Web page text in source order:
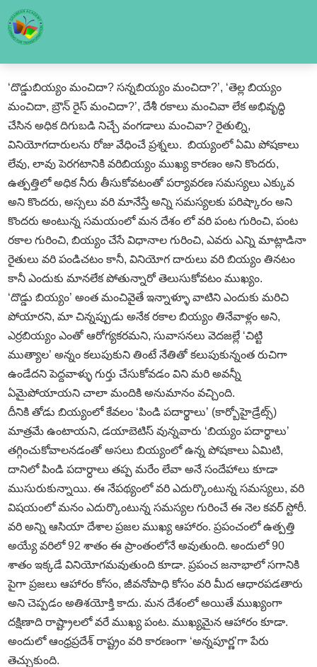
‘దొడ్డుబియ్యం మంచిదా? సన్నబియ్యం మంచిదా?’, ‘తెల్ల బియ్యం
మంచిదా, బ్రౌన్‌ రైస్‌ మంచిదా?’, దేశీ రకాలు మంచివా లేక అభివృద్ధి
చేసిన అధిక దిగుబడి నిచ్చే వంగడాలు మంచివా? రైతుల్ని,
వినియోగదారులను రోజు వేధించే ప్రశ్నలు. బియ్యంలో ఏమి పోషకాలు
లేవు, లావు పెరగటానికి వరిబియ్యం ముఖ్య కారణం అని కొందరు,
ఉత్పత్తిలో అధిక నీరు తీసుకోవటంతో పర్యావరణ సమస్యలు ఎక్కువ
అని కొందరు, అస్సలు వరి మానేస్తే అన్ని సమస్యలకు పరిష్కారం అని
కొందరు అంటున్న సమయంలో మన దేశం లో వరి పంట గురించి, పంట
రకాల గురించి, బియ్యం చేసే విధానాల గురించి, ఎవరు ఎన్ని మాట్లాడినా
రైతులు వరి పండిచటం కానీ, వినియోగ దారులు వరి బియ్యం తినటం
కానీ ఎందుకు మానలేక పోతున్నారో తెలుసుకోవటం ముఖ్యం.
‘దొడ్డు బియ్యం’ అంత మంచివైతే ఇన్నాళ్ళూ వాటిని ఎందుకు మరిచి
పోయారని, మా చిన్నప్పుడు అనేక రకాల బియ్యం తినేవాళ్లం అని,
ఎర్రబియ్యం ఎంతో ఆరోగ్యకరమని, సువాసనలు వెదజల్లే ‘చిట్టి
ముత్యాల’ అన్నం కలుపుకుని తింటే నేతితో కలుపుకున్నంత రుచిగా
ఉండేదని పెద్దవాళ్ళు గుర్తు చేసుకోవడం విని మరి అవన్నీ
ఏమైపోయాయని చాలా మందికి అనుమానం వచ్చింది.
దీనికి తోడు బియ్యంలో కేవలం ‘పిండి పదార్థాలు’ (కార్బోహైడ్రేట్స్‌)
మాత్రమే ఉంటాయని, డయాబెటిస్‌ వున్నవారు ‘బియ్యం పదార్థాలు’
తగ్గించుకోవాలనడంతో అసలు బియ్యంలో ఉన్న పోషకాలు ఏమిటి,
దానిలో పిండి పదార్ధాలు తప్ప మరేం లేవా అనే సందేహాలు కూడా
ముసురుకున్నాయి. ఈ నేపథ్యంలో వరి ఎదుర్కొంటున్న సమస్యలు, వరి
విషయంలో మనం ఎదుర్కొంటున్న సమస్యల గురించే ఈ నెల కవర్‌ స్టోరీ.
వరి అన్ని ఆసియా దేశాల ప్రజల ముఖ్య ఆహారం. ప్రపంచంలో ఉత్పత్తి
అయ్యే వరిలో 92 శాతం ఈ ప్రాంతంలోనే అవుతుంది. అందులో 90
శాతం ఇక్కడే వినియోగమవుతుంది కూడా. ప్రపంచ జనాభాలో సగానికి
పైగా ప్రజలు ఆహారం కోసం, జీవనోపాధి కోసం వరి మీద ఆధారపడతారు
అని చెప్పడం అతిశయోక్తి కాదు. మన దేశంలో అయితే ముఖ్యంగా
దక్షిణాది రాష్ట్రాలలో వరే ముఖ్య పంట. ముఖ్యమైన ఆహారం కూడా.
అందులో ఆంధ్రప్రదేశ్‌ రాష్ట్రం వరి కారణంగా ‘అన్నపూర్ణ’గా పేరు
తెచ్చుకుంది.